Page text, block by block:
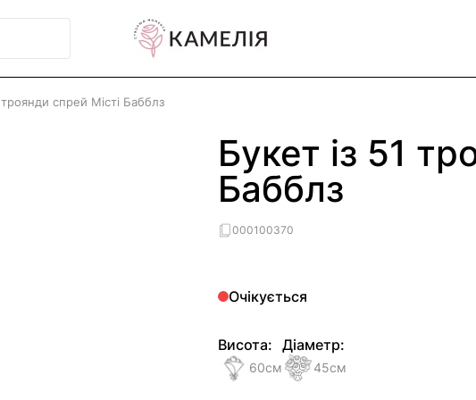
троянди спрей Місті Бабблз
Букет із 51
Бабблз
000100370
Очікується
Висота:
60см
Діаметр:
45см